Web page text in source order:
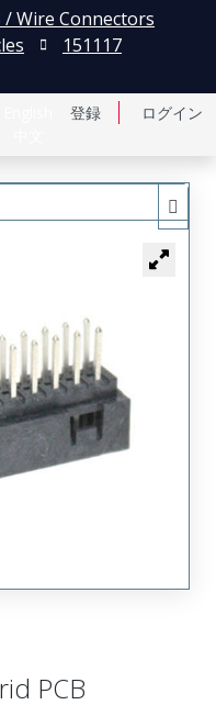
登録 ログイン
/ Wire Connectors
151117
PCB